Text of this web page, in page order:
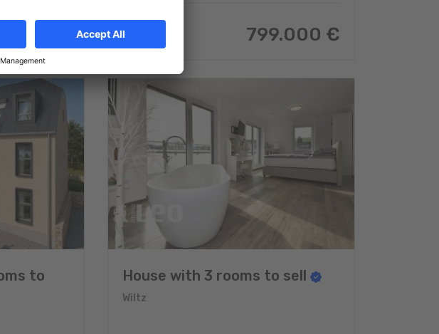
€ 130 799.000 €
to
House with 3 rooms to sell
Wiltz